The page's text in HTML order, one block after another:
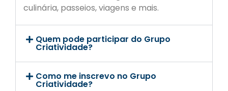
culinária, passeios, viagens e mais.
Quem pode participar do Grupo
Criatividade?
Como me inscrevo no Grupo
Criatividade?